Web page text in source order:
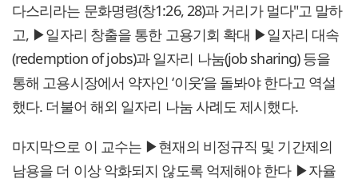
다스리라는 문화명령(창1:26, 28)과 거리가 멀다"고 말하
고, ▶일자리 창출을 통한 고용기회 확대 ▶일자리 대속
(redemption of jobs)과 일자리 나눔(job sharing) 등을
통해 고용시장에서 약자인 ‘이웃’을 돌봐야 한다고 역설
했다. 더불어 해외 일자리 나눔 사례도 제시했다.
마지막으로 이 교수는 ▶현재의 비정규직 및 기간제의
남용을 더 이상 악화되지 않도록 억제해야 한다 ▶자율